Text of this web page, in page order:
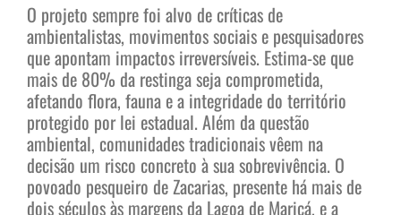
O projeto sempre foi alvo de críticas de
ambientalistas, movimentos sociais e pesquisadores
que apontam impactos irreversíveis. Estima-se que
mais de 80% da restinga seja comprometida,
afetando flora, fauna e a integridade do território
protegido por lei estadual. Além da questão
ambiental, comunidades tradicionais vêem na
decisão um risco concreto à sua sobrevivência. O
povoado pesqueiro de Zacarias, presente há mais de
dois séculos às margens da Lagoa de Maricá, e a